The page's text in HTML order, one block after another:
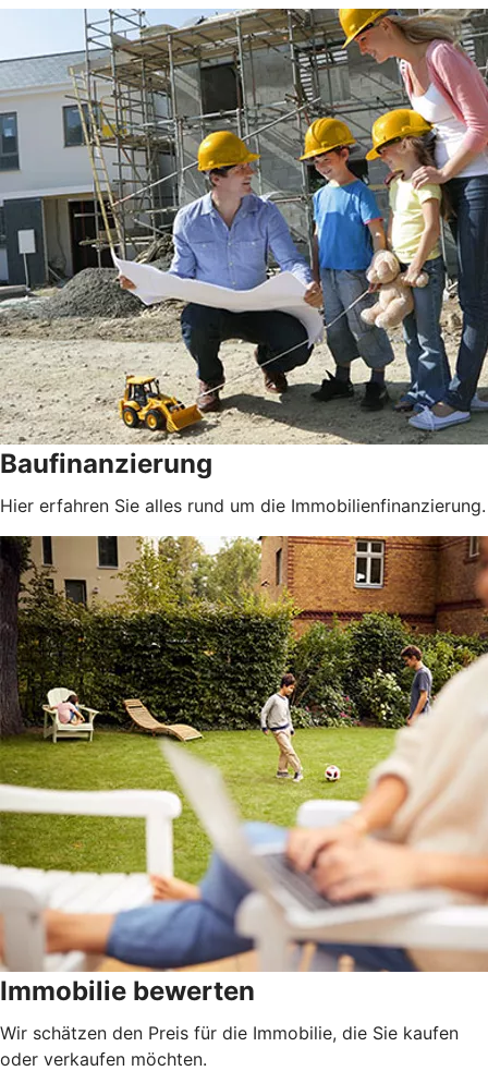
Baufinanzierung
Hier erfahren Sie alles rund um die Immobilienfinanzierung.
Immobilie bewerten
Wir schätzen den Preis für die Immobilie, die Sie kaufen
oder verkaufen möchten.